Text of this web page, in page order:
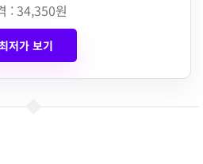
: 34,350원
저가 보기